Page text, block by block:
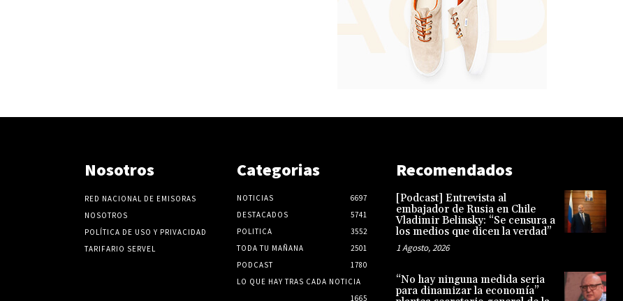
Nosotros
RED NACIONAL DE EMISORAS
NOSOTROS
POLÍTICA DE USO Y PRIVACIDAD
TARIFARIO SERVEL
Categorias
NOTICIAS
6697
DESTACADOS
5741
POLITICA
3552
TODA TU MAÑANA
2501
PODCAST
1780
LO QUE HAY TRAS CADA NOTICIA
1665
Recomendados
[Podcast] Entrevista al
embajador de Rusia en Chile
Vladimir Belinsky: “Se censura a
los medios que dicen la verdad”
1 Agosto, 2026
“No hay ninguna medida seria
para dinamizar la economía”